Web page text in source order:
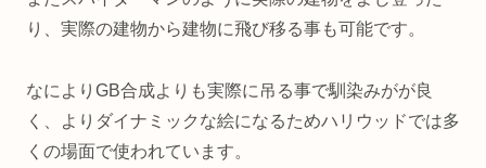
り、実際の建物から建物に飛び移る事も可能です。
なによりGB合成よりも実際に吊る事で馴染みがが良
く、よりダイナミックな絵になるためハリウッドでは多
くの場面で使われています。